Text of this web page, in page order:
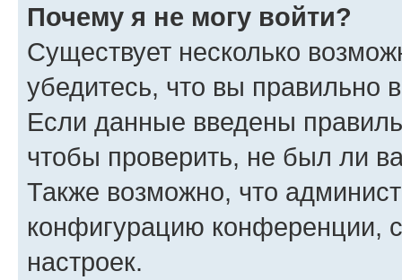
Почему я не могу войти?
Существует несколько
убедитесь, что вы правильно
Если данные введены
чтобы проверить, не был ли
Также возможно, что
конфигурацию конференции,
настроек.